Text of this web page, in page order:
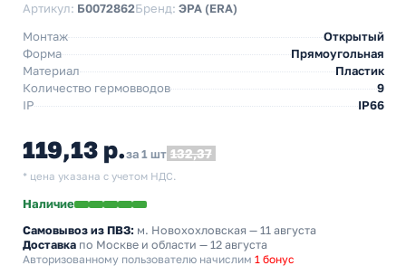
Артикул: Б0072862Бренд: ЭРА (ERA)
Монтаж
Открытый
Форма
Прямоугольная
Материал
Пластик
Количество гермовводов
9
IP
IP66
119,13 р.за 1 шт 132,37
* цена указана с учетом НДС.
Наличие
Самовывоз из ПВЗ: м. Новохохловская — 11 августа
Доставка по Москве и области — 12 августа
Авторизованному пользователю начислим 1 бонус